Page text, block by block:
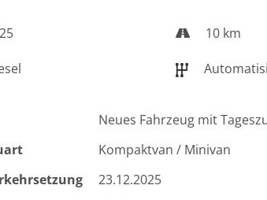
10 km
Neues Fahrzeug mit
Kompaktvan / Minivan
23.12.2025